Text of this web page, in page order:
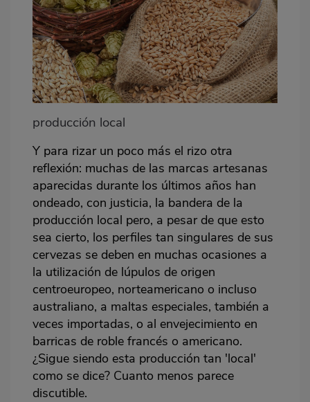
producción local
Y para rizar un poco más el rizo otra
reflexión: muchas de las marcas artesanas
aparecidas durante los últimos años han
ondeado, con justicia, la bandera de la
producción local pero, a pesar de que esto
sea cierto, los perfiles tan singulares de sus
cervezas se deben en muchas ocasiones a
la utilización de lúpulos de origen
centroeuropeo, norteamericano o incluso
australiano, a maltas especiales, también a
veces importadas, o al envejecimiento en
barricas de roble francés o americano.
¿Sigue siendo esta producción tan 'local'
como se dice? Cuanto menos parece
discutible.